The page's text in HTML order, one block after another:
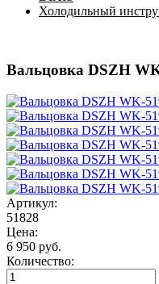
Холодильный
Вальцовка DSZH
Артикул:
51828
Цена:
6 950 руб.
Количество: